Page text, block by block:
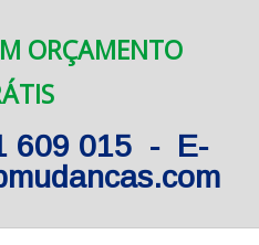
ORÇAMENTO
609 015 - E-